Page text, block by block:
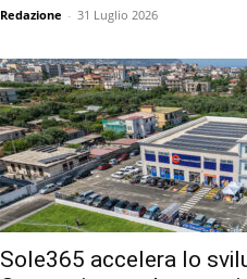
Redazione - 31 Luglio 2026
Sole365 accelera lo